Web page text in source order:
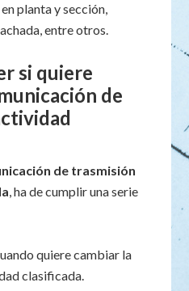
planta y sección,
entre otros.
si quiere
de
de trasmisión
, ha de cumplir una serie
quiere cambiar la
clasificada.